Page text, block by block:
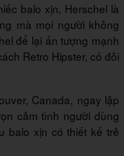
balo xịn, Herschel là
mà mọi người không
để lại ấn tượng mạnh
Retro Hipster, có đôi
Canada, ngay lập
cảm tình người dùng
balo xịn có thiết kế trẻ